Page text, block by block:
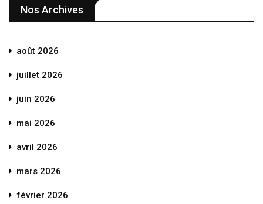
Nos Archives
août 2026
juillet 2026
juin 2026
mai 2026
avril 2026
mars 2026
février 2026